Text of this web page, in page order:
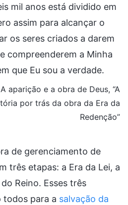
mil anos está dividido em
assim para alcançar o
os seres criados a darem
compreenderem a Minha
que Eu sou a verdade.
aparição e a obra de Deus, “A
por trás da obra da Era da
Redenção”
de gerenciamento de
três etapas: a Era da Lei, a
Reino. Esses três
todos para a salvação da